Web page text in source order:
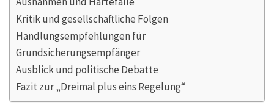
Kritik und gesellschaftliche Folgen
Handlungsempfehlungen für
Grundsicherungsempfänger
Ausblick und politische Debatte
Fazit zur „Dreimal plus eins Regelung“